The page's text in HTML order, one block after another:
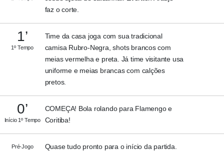
faz o corte.
1’
1º Tempo
Time da casa joga com sua tradicional
camisa Rubro-Negra, shots brancos com
meias vermelha e preta. Já time visitante usa
uniforme e meias brancas com calções
pretos.
0’
Início 1º Tempo
COMEÇA! Bola rolando para Flamengo e
Coritiba!
Pré-Jogo Quase tudo pronto para o início da partida.